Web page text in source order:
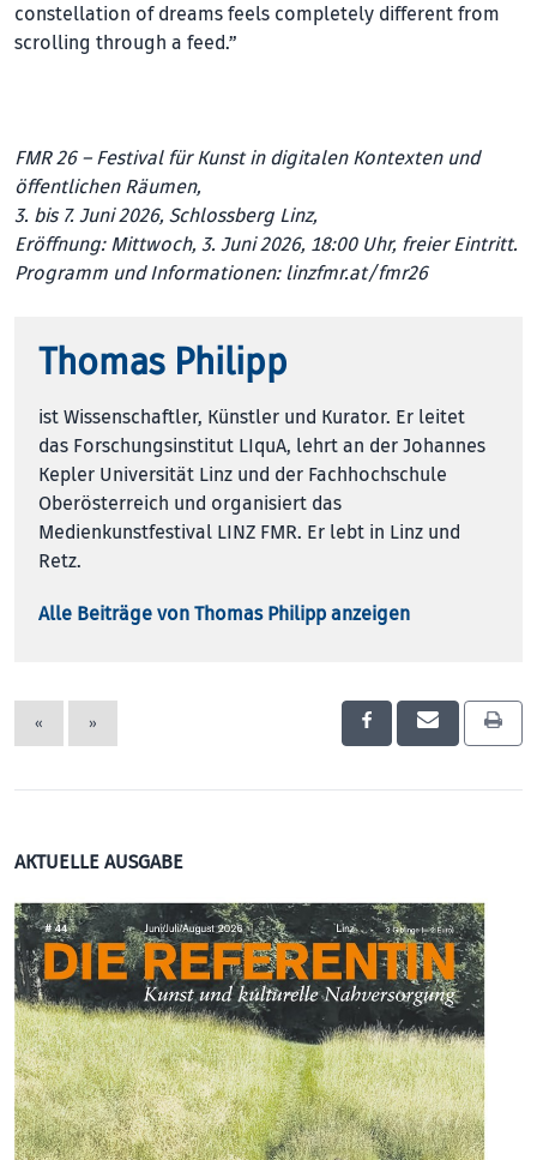
constellation of dreams feels completely different from
scrolling through a feed.”
FMR 26 – Festival für Kunst in digitalen Kontexten und
öffentlichen Räumen,
3. bis 7. Juni 2026, Schlossberg Linz,
Eröffnung: Mittwoch, 3. Juni 2026, 18:00 Uhr, freier Eintritt.
Programm und Informationen: linzfmr.at/fmr26
Thomas Philipp
ist Wissenschaftler, Künstler und Kurator. Er leitet
das Forschungsinstitut LIquA, lehrt an der Johannes
Kepler Universität Linz und der Fachhochschule
Oberösterreich und organisiert das
Medienkunstfestival LINZ FMR. Er lebt in Linz und
Retz.
Alle Beiträge von Thomas Philipp anzeigen
« »
AKTUELLE AUSGABE